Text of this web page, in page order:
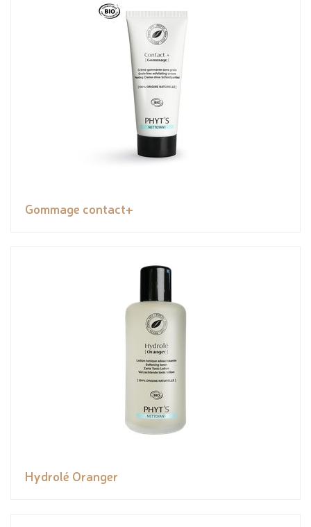
Gommage contact+
Hydrolé Oranger